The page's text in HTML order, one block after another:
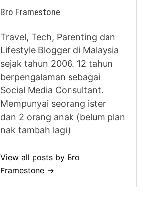
Bro Framestone
Travel, Tech, Parenting dan
Lifestyle Blogger di Malaysia
sejak tahun 2006. 12 tahun
berpengalaman sebagai
Social Media Consultant.
Mempunyai seorang isteri
dan 2 orang anak (belum plan
nak tambah lagi)
View all posts by Bro
Framestone →